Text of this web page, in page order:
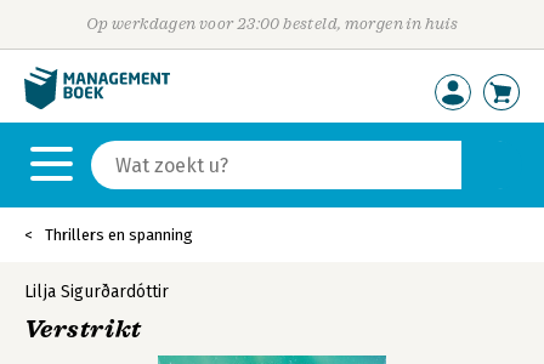
Op werkdagen voor 23:00 besteld, morgen in huis
Thrillers en spanning
Lilja Sigurðardóttir
Verstrikt